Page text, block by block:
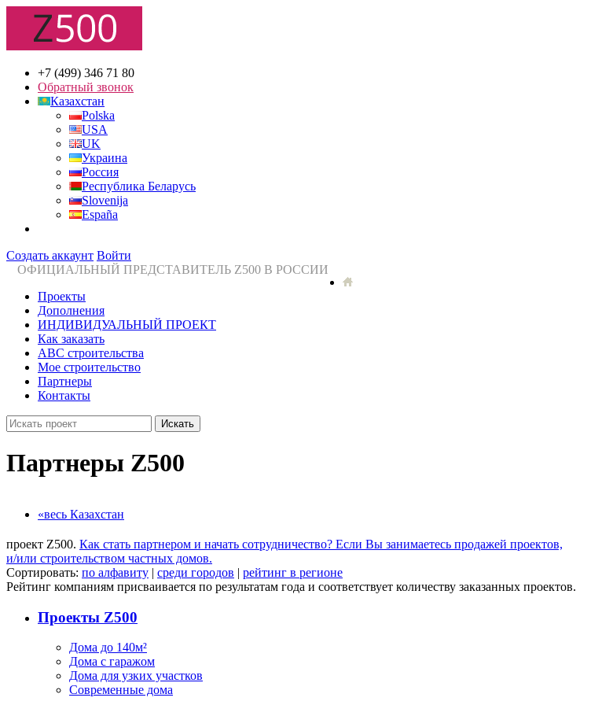
+7 (499) 346 71 80
Обратный звонок
Казахстан
Polska
USA
UK
Украина
Россия
Республика Беларусь
Slovenija
España
Создать аккаунт Войти
ОФИЦИАЛЬНЫЙ ПРЕДСТАВИТЕЛЬ Z500 В РОССИИ
Проекты
Дополнения
ИНДИВИДУАЛЬНЫЙ ПРОЕКТ
Как заказать
ABC строительства
Мое строительство
Партнеры
Контакты
Искать
Партнеры Z500
«весь Казахстан
проект Z500. Как стать партнером и начать сотрудничество? Если Вы занимаетесь продажей проектов,
и/или строительством частных домов.
Сортировать: по алфавиту | среди городов | рейтинг в регионе
Рейтинг компаниям присваивается по результатам года и соответствует количеству заказанных проектов.
Проекты Z500
Дома до 140м²
Дома с гаражом
Дома для узких участков
Современные дома